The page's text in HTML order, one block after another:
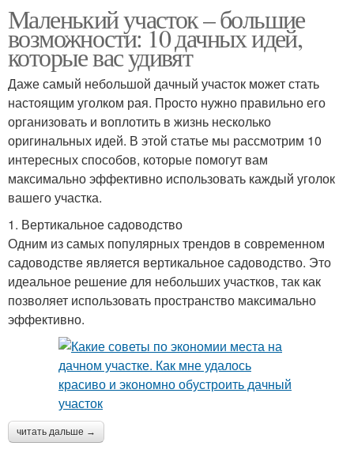
Маленький участок – большие
возможности: 10 дачных идей,
которые вас удивят
Даже самый небольшой дачный участок может стать
настоящим уголком рая. Просто нужно правильно его
организовать и воплотить в жизнь несколько
оригинальных идей. В этой статье мы рассмотрим 10
интересных способов, которые помогут вам
максимально эффективно использовать каждый уголок
вашего участка.
1. Вертикальное садоводство
Одним из самых популярных трендов в современном
садоводстве является вертикальное садоводство. Это
идеальное решение для небольших участков, так как
позволяет использовать пространство максимально
эффективно.
читать дальше →